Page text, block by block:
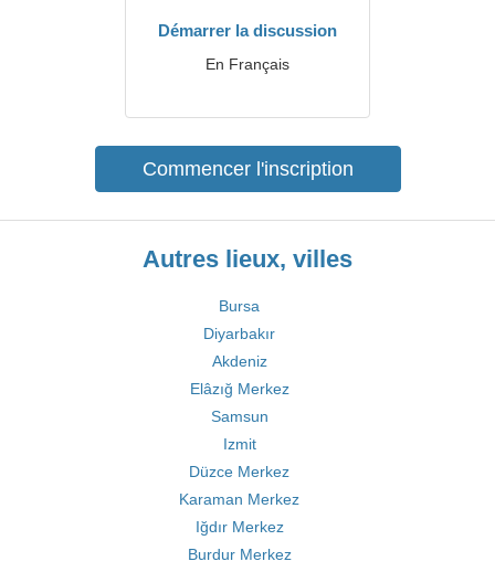
Démarrer la discussion
En Français
Commencer l'inscription
Autres lieux, villes
Bursa
Diyarbakır
Akdeniz
Elâzığ Merkez
Samsun
Izmit
Düzce Merkez
Karaman Merkez
Iğdır Merkez
Burdur Merkez